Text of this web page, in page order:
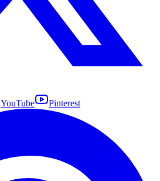
YouTube Pinterest